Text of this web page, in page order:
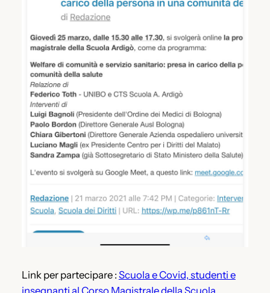
Link per partecipare : Scuola e Covid, studenti e